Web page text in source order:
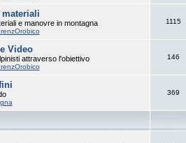
materiali
e manovre in montagna 1115
Video
attraverso l'obiettivo 146
369